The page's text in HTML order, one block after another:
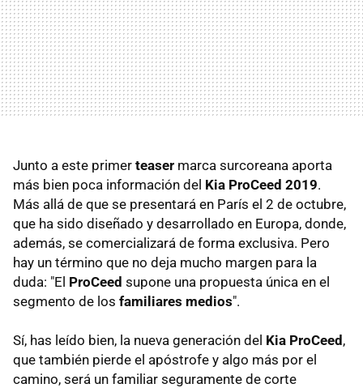
Junto a este primer teaser marca surcoreana aporta
más bien poca información del Kia ProCeed 2019.
Más allá de que se presentará en París el 2 de octubre,
que ha sido diseñado y desarrollado en Europa, donde,
además, se comercializará de forma exclusiva. Pero
hay un término que no deja mucho margen para la
duda: "El ProCeed supone una propuesta única en el
segmento de los familiares medios".
Sí, has leído bien, la nueva generación del Kia ProCeed,
que también pierde el apóstrofe y algo más por el
camino, será un familiar seguramente de corte